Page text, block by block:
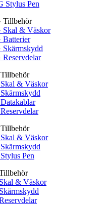
Stylus Pen
Tillbehör
Skal & Väskor
Batterier
Skärmskydd
Reservdelar
& Väskor
& Väskor
Pen
& Väskor